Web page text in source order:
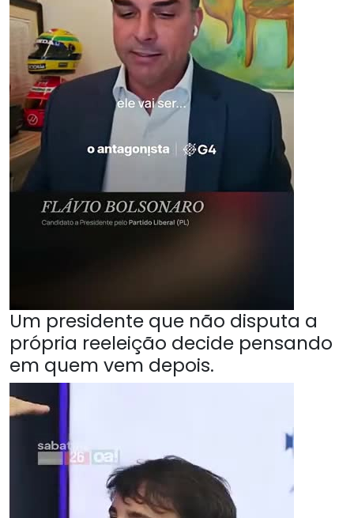
Um presidente que não disputa a
própria reeleição decide pensando
em quem vem depois.